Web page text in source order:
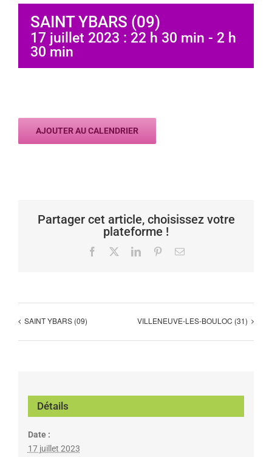
SAINT YBARS (09)
17 juillet 2023 : 22 h 30 min - 2 h
30 min
AJOUTER AU CALENDRIER
Partager cet article, choisissez votre
plateforme !
Facebook LinkedInPinterestEmail
SAINT YBARS (09) VILLENEUVE-LES-BOULOC (31)
Détails
Date :
17 juillet 2023